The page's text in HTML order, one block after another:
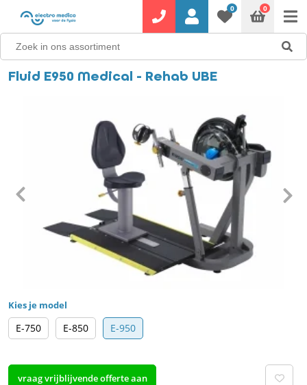
0 0
Fluid E950 Medical - Rehab UBE
Kies je model
E-750 E-850 E-950
vraag vrijblijvende offerte aan